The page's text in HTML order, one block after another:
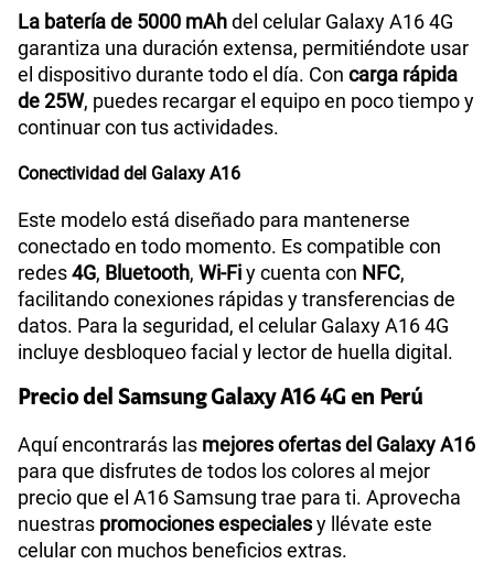
La batería de 5000 mAhdel celular Galaxy A16 4G
garantiza una duración extensa, permitiéndote usar
el dispositivo durante todo el día. Con carga rápida
de 25W, puedes recargar el equipo en poco tiempo y
continuar con tus actividades.
Conectividad del Galaxy A16
Este modelo está diseñado para mantenerse
conectado en todo momento. Es compatible con
redes4G, Bluetooth, Wi-Fiy cuenta con NFC,
facilitando conexiones rápidas y transferencias de
datos. Para la seguridad, el celular Galaxy A16 4G
incluye desbloqueo facial y lector de huella digital.
Precio del Samsung Galaxy A16 4G en Perú
Aquí encontrarás las mejores ofertas del Galaxy A16
para que disfrutes de todos los colores al mejor
precio que el A16 Samsung trae para ti. Aprovecha
nuestras promociones especialesy llévate este
celular con muchos beneficios extras.